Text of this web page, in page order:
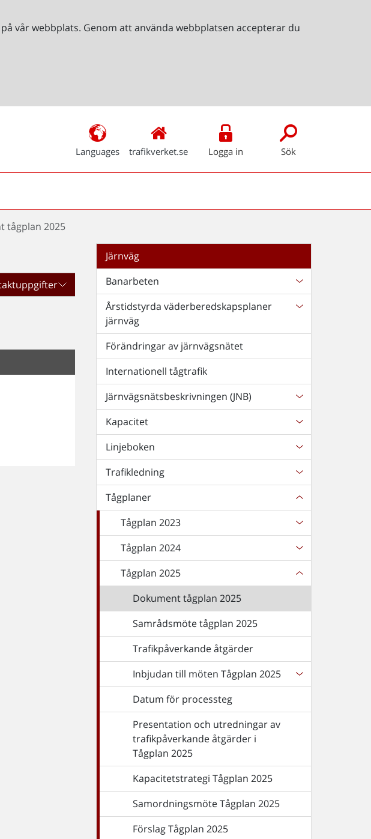
vår webbplats. Genom att använda webbplatsen accepterar du
Languages trafikverket.se Logga in Sök
tågplan 2025
Järnväg
Banarbeten
Årstidstyrda väderberedskapsplaner
järnväg
Förändringar av järnvägsnätet
Internationell tågtrafik
Järnvägsnätsbeskrivningen (JNB)
Kapacitet
Linjeboken
Trafikledning
Tågplaner
Tågplan 2023
Tågplan 2024
Tågplan 2025
Dokument tågplan 2025
Samrådsmöte tågplan 2025
Trafikpåverkande åtgärder
Inbjudan till möten Tågplan 2025
Datum för processteg
Presentation och utredningar av
trafikpåverkande åtgärder i
Tågplan 2025
Kapacitetstrategi Tågplan 2025
Samordningsmöte Tågplan 2025
Förslag Tågplan 2025